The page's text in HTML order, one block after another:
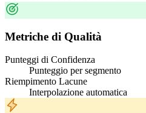
Metriche di Qualità
Punteggi di Confidenza
Punteggio per segmento
Riempimento Lacune
Interpolazione automatica